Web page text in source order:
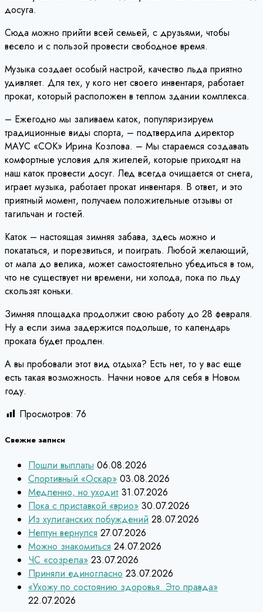
досуга.
Сюда можно прийти всей семьей, с друзьями, чтобы
весело и с пользой провести свободное время.
Музыка создает особый настрой, качество льда приятно
удивляет. Для тех, у кого нет своего инвентаря, работает
прокат, который расположен в теплом здании комплекса.
– Ежегодно мы заливаем каток, популяризируем
традиционные виды спорта, – подтвердила директор
МАУС «СОК» Ирина Козлова. – Мы стараемся создавать
комфортные условия для жителей, которые приходят на
наш каток провести досуг. Лед всегда очищается от снега,
играет музыка, работает прокат инвентаря. В ответ, и это
приятный момент, получаем положительные отзывы от
тагильчан и гостей.
Каток – настоящая зимняя забава, здесь можно и
покататься, и порезвиться, и поиграть. Любой желающий,
от мала до велика, может самостоятельно убедиться в том,
что не существует ни времени, ни холода, пока по льду
скользят коньки.
Зимняя площадка продолжит свою работу до 28 февраля.
Ну а если зима задержится подольше, то календарь
проката будет продлен.
А вы пробовали этот вид отдыха? Есть нет, то у вас еще
есть такая возможность. Начни новое для себя в Новом
году.
Просмотров: 76
Свежие записи
Пошли выплаты 06.08.2026
Спортивный «Оскар» 03.08.2026
Медленно, но уходит 31.07.2026
Пока с приставкой «врио» 30.07.2026
Из хулиганских побуждений 28.07.2026
Нептун вернулся 27.07.2026
Можно знакомиться 24.07.2026
ЧС «созрела» 23.07.2026
Приняли единогласно 23.07.2026
«Ухожу по состоянию здоровья. Это правда»
22.07.2026